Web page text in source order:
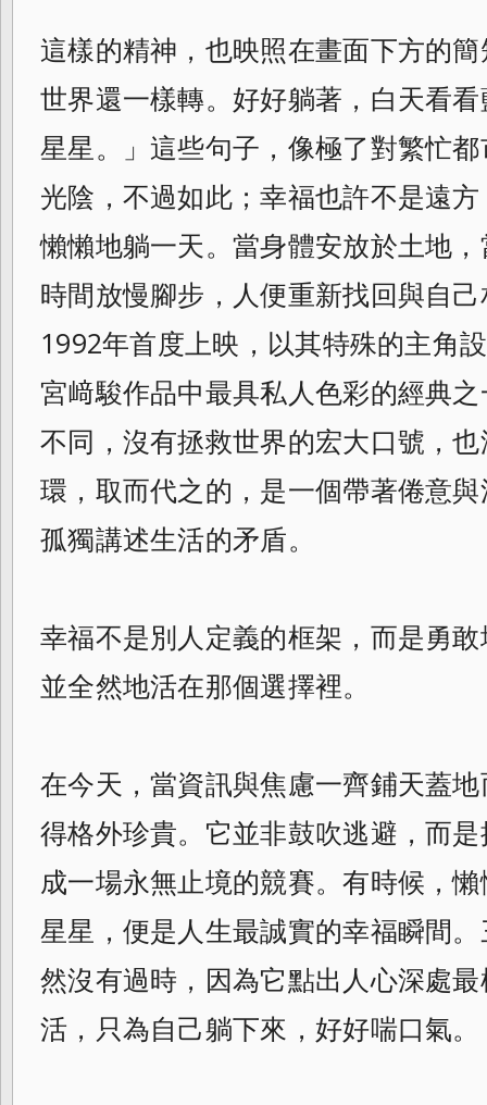
這樣的精神，也映照在畫面下方的
世界還一樣轉。好好躺著，白天看
星星。」這些句子，像極了對繁忙
光陰，不過如此；幸福也許不是遠
懶懶地躺一天。當身體安放於土地
時間放慢腳步，人便重新找回與自
1992年首度上映，以其特殊的主角
宮﨑駿作品中最具私人色彩的經典
不同，沒有拯救世界的宏大口號，
環，取而代之的，是一個帶著倦意
孤獨講述生活的矛盾。
幸福不是別人定義的框架，而是勇
並全然地活在那個選擇裡。
在今天，當資訊與焦慮一齊鋪天蓋
得格外珍貴。它並非鼓吹逃避，而
成一場永無止境的競賽。有時候，
星星，便是人生最誠實的幸福瞬間
然沒有過時，因為它點出人心深處
活，只為自己躺下來，好好喘口氣。